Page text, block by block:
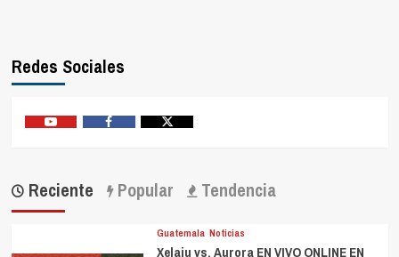
Redes Sociales
Reciente Popular Tendencia
Guatemala Noticias
Xelaju vs. Aurora EN VIVO ONLINE EN